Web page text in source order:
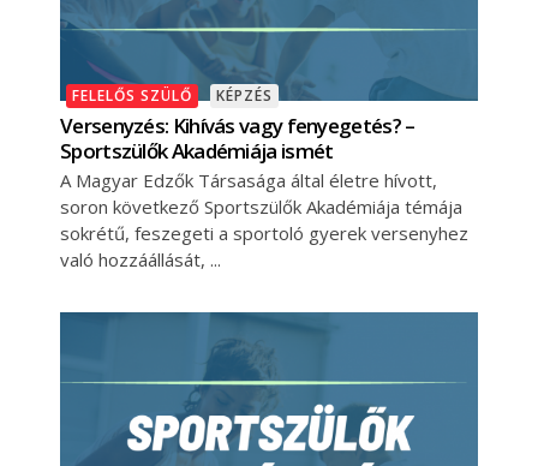
FELELŐS SZÜLŐ KÉPZÉS
Versenyzés: Kihívás vagy fenyegetés? –
Sportszülők Akadémiája ismét
A Magyar Edzők Társasága által életre hívott,
soron következő Sportszülők Akadémiája témája
sokrétű, feszegeti a sportoló gyerek versenyhez
való hozzáállását,